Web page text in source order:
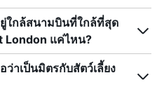
ใกล้สนามบินที่ใกล้ที่สุด
London แค่ไหน?
าเป็นมิตรกับสัตว์เลี้ยง